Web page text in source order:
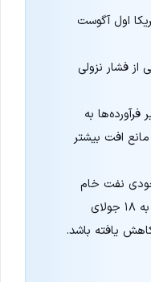
اول آگوست
فشار نزولی
فرآورده‌ها به
افت بیشتر
نفت خام
آمریکا در هفته منتهی به ۱۸ جولای